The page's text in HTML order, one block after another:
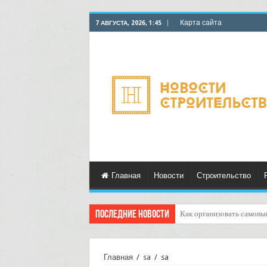
7 АВГУСТА, 2026, 1:45 Карта сайта
Главная Новости Строительство
Последние новости Доставка грузов на
Главная / sa / sa